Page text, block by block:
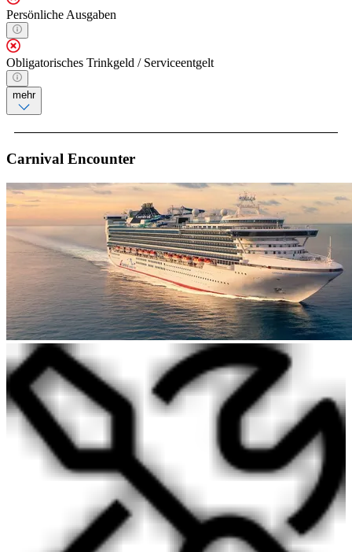
Persönliche Ausgaben
Obligatorisches Trinkgeld / Serviceentgelt
mehr
Carnival Encounter